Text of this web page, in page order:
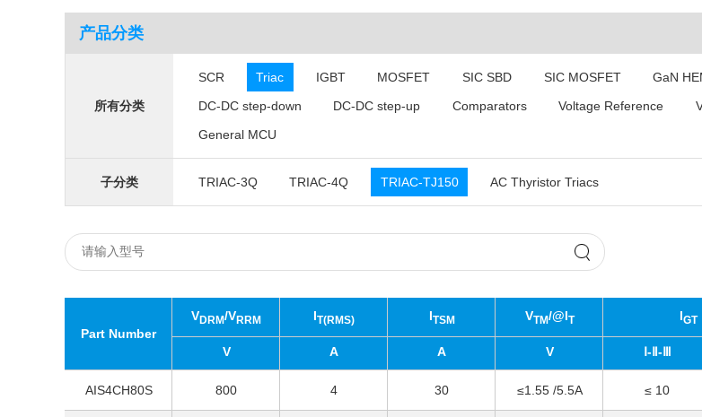
产品分类
所有分类
SCR Triac IGBT MOSFET SIC SBD SIC MOSFET GaN
DC-DC step-down
DC-DC step-up Comparators Voltage Reference
General MCU
子分类 TRIAC-3Q TRIAC-4Q TRIAC-TJ150 AC Thyristor Triacs
Part Number
VDRM/VRRM
V
IT(RMS)
A
ITSM
A
VTM/@IT
V
IGT
Ⅰ-Ⅱ-Ⅲ
AIS4CH80S 800 4 30 ≤1.55 /5.5A ≤ 10